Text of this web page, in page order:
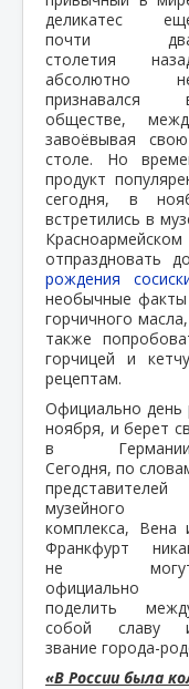
деликатес
почти
столетия
абсолютно
признавался
обществе,
завоёвывая
столе. Но
продукт
сегодня, в
встретились в
отпраздновать
рождения
необычные
горчичного
также
горчицей и
рецептам.
Официально день
ноября, и берет
в
Сегодня, по
представителей
музейного
комплекса, Вена
Франкфурт
не
официально
поделить
собой славу
звание города-
«В России была